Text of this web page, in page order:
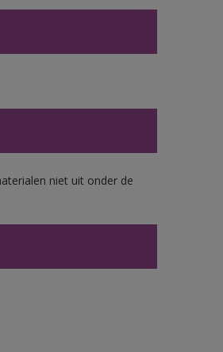
niet uit onder de